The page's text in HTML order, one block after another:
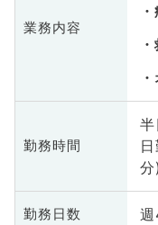
業務内容
勤務時間
分)
勤務日数